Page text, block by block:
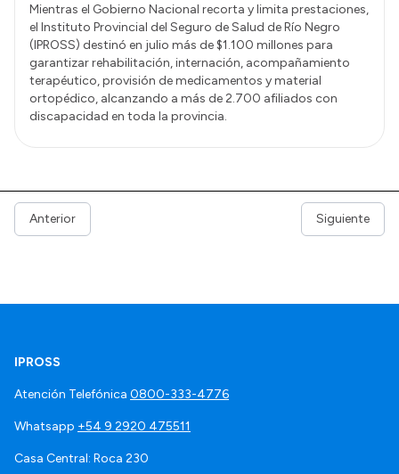
Mientras el Gobierno Nacional recorta y limita prestaciones,
el Instituto Provincial del Seguro de Salud de Río Negro
(IPROSS) destinó en julio más de $1.100 millones para
garantizar rehabilitación, internación, acompañamiento
terapéutico, provisión de medicamentos y material
ortopédico, alcanzando a más de 2.700 afiliados con
discapacidad en toda la provincia.
Anterior Siguiente
IPROSS
Atención Telefónica 0800-333-4776
Whatsapp +54 9 2920 475511
Casa Central: Roca 230